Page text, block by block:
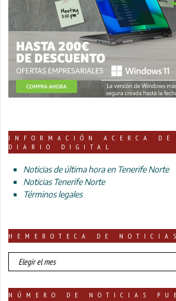
INFORMACIÓN ACERCA DE
DIARIO DIGITAL
Noticias de última hora en Tenerife Norte
Noticias Tenerife Norte
Términos legales
HEMEROTECA DE NOTICIAS
HEMEROTECA
DE
NÚMERO DE NOTICIAS